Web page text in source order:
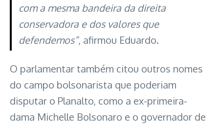
com a mesma bandeira da direita
conservadora e dos valores que
defendemos”, afirmou Eduardo.
O parlamentar também citou outros nomes
do campo bolsonarista que poderiam
disputar o Planalto, como a ex-primeira-
dama Michelle Bolsonaro e o governador de